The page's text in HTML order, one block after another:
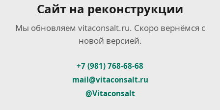
Сайт на реконструкции
Мы обновляем vitaconsalt.ru. Скоро вернёмся с
новой версией.
+7 (981) 768-68-68
mail@vitaconsalt.ru
@Vitaconsalt